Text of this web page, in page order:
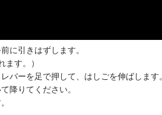
に引きはずします。
す。）
バーを足で押して、はしごを伸ばします。
降りてください。